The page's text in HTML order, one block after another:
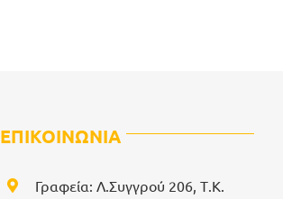
ΕΠΙΚΟΙΝΩΝΙΑ
Γραφεία: Λ.Συγγρού 206, Τ.Κ.